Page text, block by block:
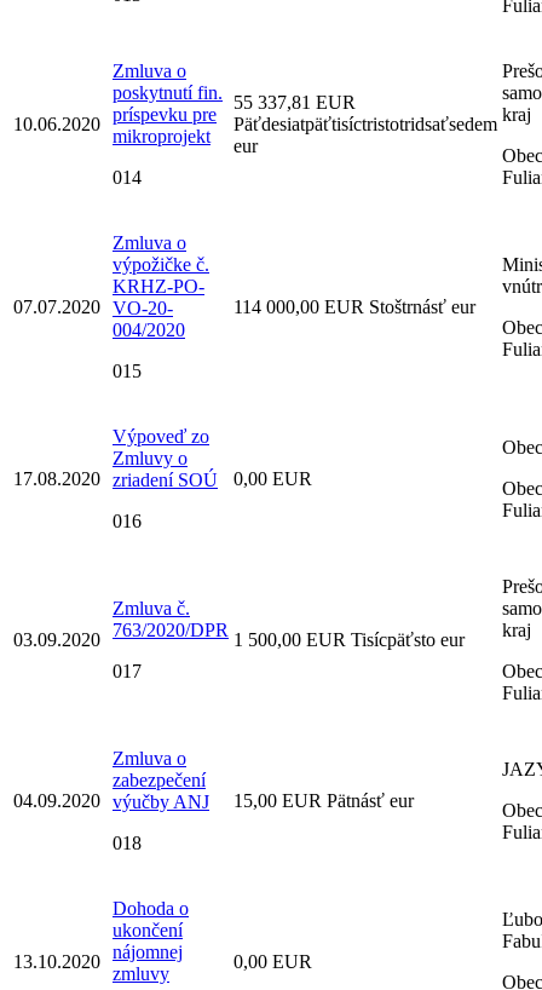
10.06.2020
Zmluva o
poskytnutí fin.
príspevku pre
mikroprojekt
014
55 337,81 EUR
Päťdesiatpäťtisíctristotridsaťsedem
eur
kraj
Obec
07.07.2020
Zmluva o
výpožičke č.
KRHZ-PO-
VO-20-
004/2020
015
114 000,00 EUR Stoštrnásť eur
Obec
17.08.2020
Výpoveď zo
Zmluvy o
zriadení SOÚ
016
0,00 EUR
Obec
03.09.2020
Zmluva č.
763/2020/DPR
017
1 500,00 EUR Tisícpäťsto eur
kraj
Obec
04.09.2020
Zmluva o
zabezpečení
výučby ANJ
018
15,00 EUR Pätnásť eur
Obec
13.10.2020
Dohoda o
ukončení
nájomnej
zmluvy
0,00 EUR
Obec